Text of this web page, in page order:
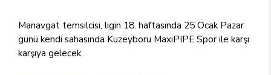
Manavgat temsilcisi, ligin 18. haftasında 25 Ocak Pazar
günü kendi sahasında Kuzeyboru MaxiPIPE Spor ile karşı
karşıya gelecek.